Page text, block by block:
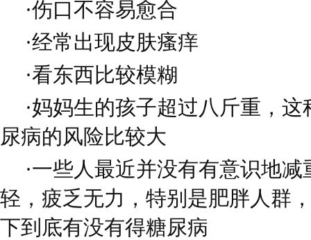
·伤口不容易愈合
·经常出现皮肤瘙痒
·看东西比较模糊
·妈妈生的孩子超过八斤重，
尿病的风险比较大
·一些人最近并没有有意识地
轻，疲乏无力，特别是肥胖人群
下到底有没有得糖尿病